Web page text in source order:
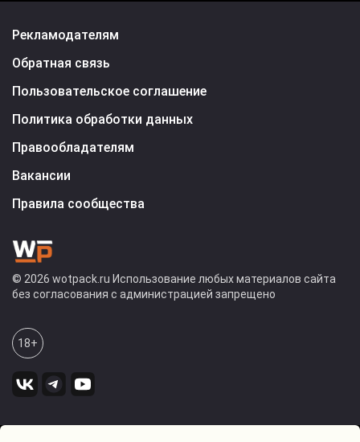
Рекламодателям
Обратная связь
Пользовательское соглашение
Политика обработки данных
Правообладателям
Вакансии
Правила сообщества
© 2026 wotpack.ru Использование любых материалов сайта
без согласования с администрацией запрещено
18+